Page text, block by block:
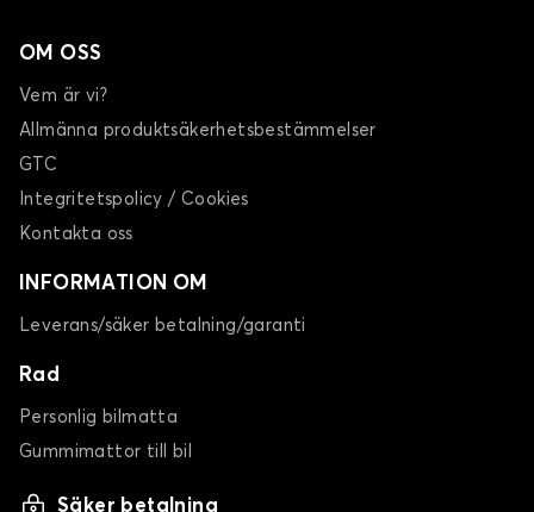
OM OSS
Vem är vi?
Allmänna produktsäkerhetsbestämmelser
GTC
Integritetspolicy / Cookies
Kontakta oss
INFORMATION OM
Leverans/säker betalning/garanti
Rad
Personlig bilmatta
Gummimattor till bil
Säker betalning